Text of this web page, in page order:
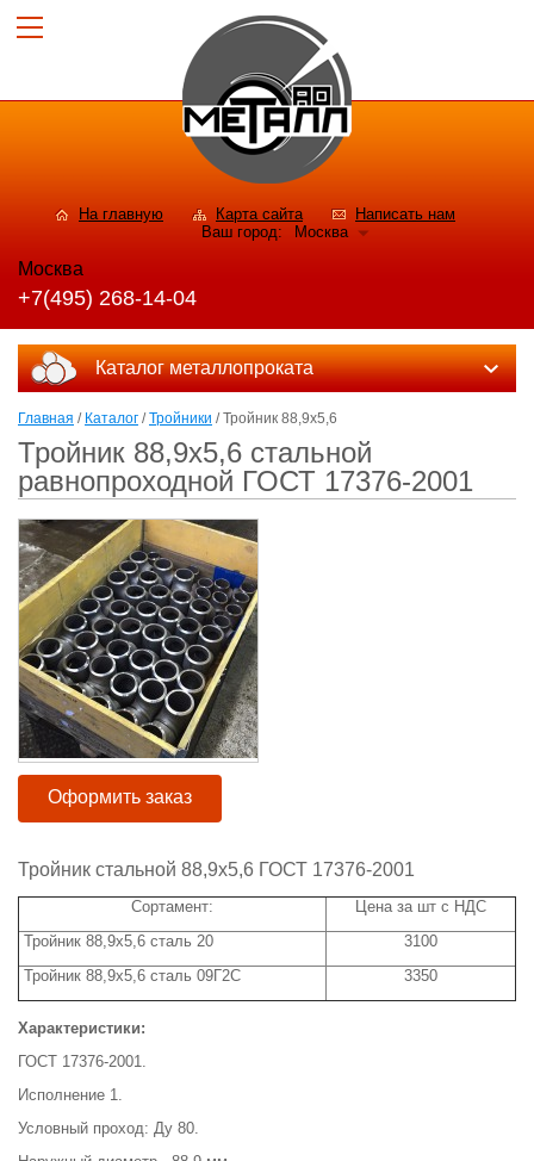
На главную Карта сайта
Написать нам
Ваш город:
Москва
Москва
+7(495) 268-14-04
Каталог металлопроката
Главная / Каталог /Тройники / Тройник 88,9х5,6
Тройник 88,9х5,6 стальной
равнопроходной ГОСТ 17376-2001
Оформить заказ
Тройник стальной 88,9х5,6 ГОСТ 17376-2001
Сортамент:
Цена за шт с НДС
Тройник 88,9х5,6 сталь 20
3100
Тройник 88,9х5,6 сталь 09Г2С
3350
Характеристики:
ГОСТ 17376-2001.
Исполнение 1.
Условный проход: Ду 80.